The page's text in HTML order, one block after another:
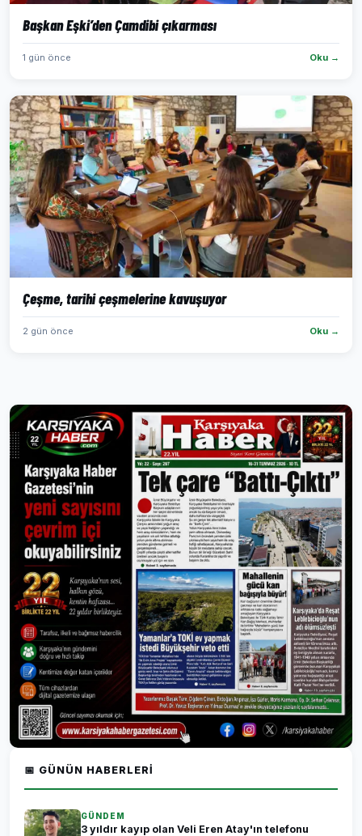
Başkan Eşki’den Çamdibi çıkarması
1 gün önce Oku →
Çeşme, tarihi çeşmelerine kavuşuyor
2 gün önce Oku →
📅 GÜNÜN HABERLERI
GÜNDEM
3 yıldır kayıp olan Veli Eren Atay'ın telefonu